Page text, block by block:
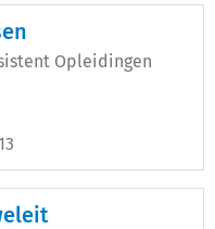
Opleidingen